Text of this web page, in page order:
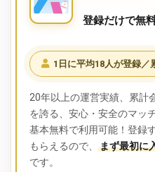
登録だけで無
1日に平均18人が登録／
20年以上の運営実績、累計
を誇る、安心・安全のマッ
基本無料で利用可能！登録
もらえるので、
まず最初に
です。